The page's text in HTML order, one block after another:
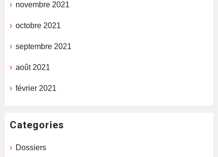
novembre 2021
octobre 2021
septembre 2021
août 2021
février 2021
Categories
Dossiers